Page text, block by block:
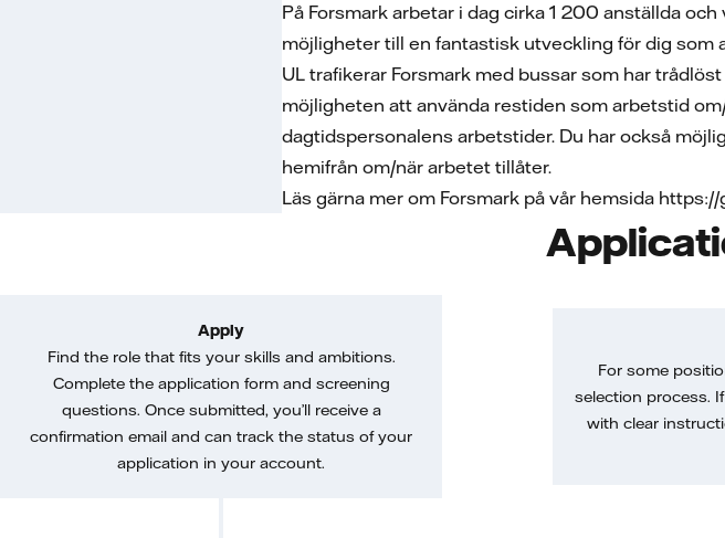
På Forsmark arbetar i dag cirka 1 200 anställda
möjligheter till en fantastisk utveckling för dig som
UL trafikerar Forsmark med bussar som har
möjligheten att använda restiden som arbetstid
dagtidspersonalens arbetstider. Du har också
hemifrån om/när arbetet tillåter.
Läs gärna mer om Forsmark på vår hemsida
Apply
Find the role that fits your skills and ambitions.
Complete the application form and screening
questions. Once submitted, you’ll receive a
confirmation email and can track the status of your
application in your account.
For some
selection process.
with clear